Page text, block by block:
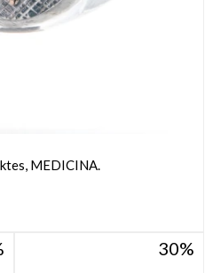
MEDICINA.
30